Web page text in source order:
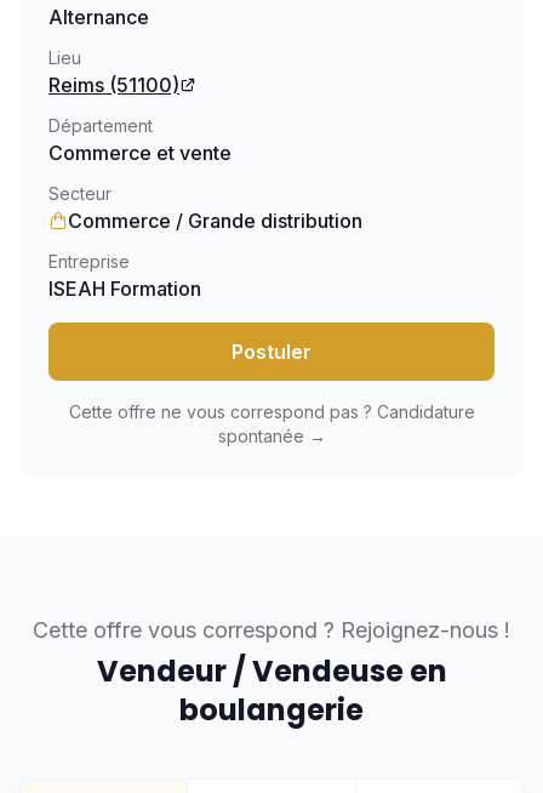
Alternance
Lieu
Reims (51100)
Département
Commerce et vente
Secteur
Commerce / Grande distribution
Entreprise
ISEAH Formation
Postuler
Cette offre ne vous correspond pas ? Candidature
spontanée →
Cette offre vous correspond ? Rejoignez-nous !
Vendeur / Vendeuse en
boulangerie